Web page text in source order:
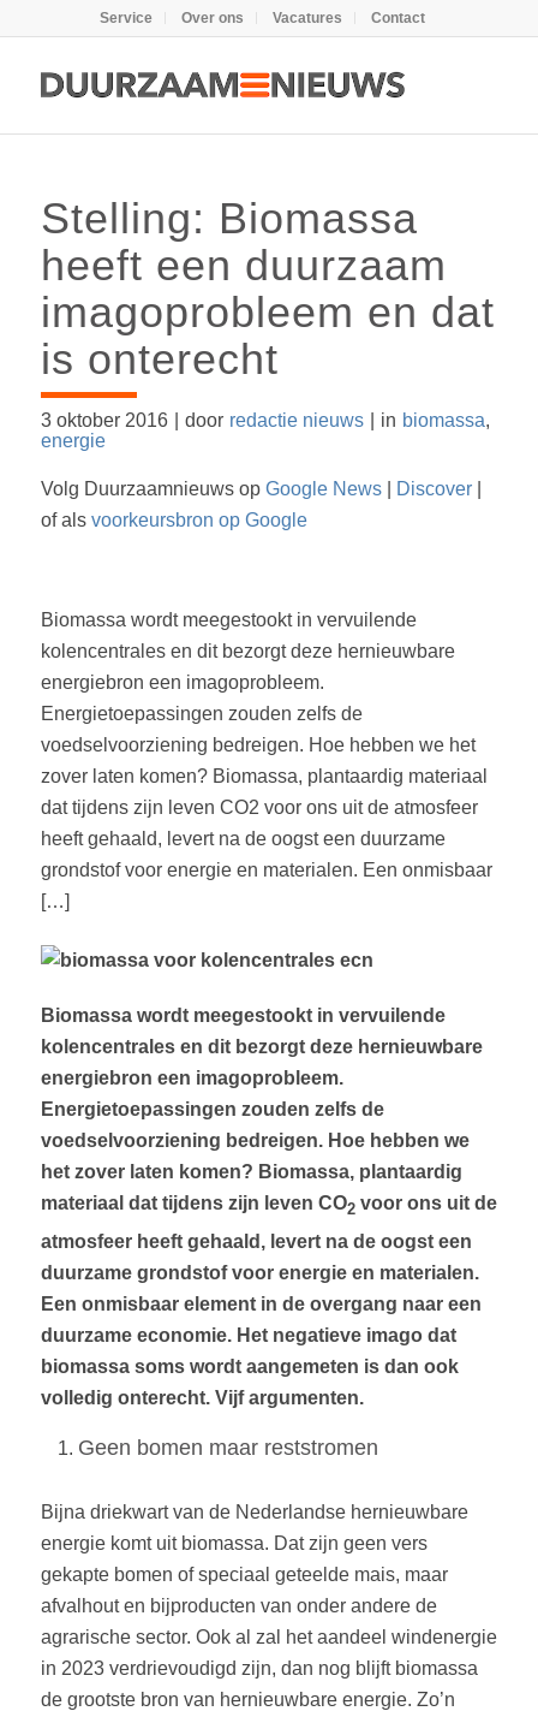
Service Over ons Vacatures Contact
Stelling: Biomassa
heeft een duurzaam
imagoprobleem en dat
is onterecht
3 oktober 2016 door redactie nieuws in biomassa,
energie
Volg Duurzaamnieuws op Google News| Discover|
of als voorkeursbron op Google
Biomassa wordt meegestookt in vervuilende
kolencentrales en dit bezorgt deze hernieuwbare
energiebron een imagoprobleem.
Energietoepassingen zouden zelfs de
voedselvoorziening bedreigen. Hoe hebben we het
zover laten komen? Biomassa, plantaardig materiaal
dat tijdens zijn leven CO2 voor ons uit de atmosfeer
heeft gehaald, levert na de oogst een duurzame
grondstof voor energie en materialen. Een onmisbaar
[…]
Biomassa wordt meegestookt in vervuilende
kolencentrales en dit bezorgt deze hernieuwbare
energiebron een imagoprobleem.
Energietoepassingen zouden zelfs de
voedselvoorziening bedreigen. Hoe hebben we
het zover laten komen? Biomassa, plantaardig
materiaal dat tijdens zijn leven CO2voor ons uit de
atmosfeer heeft gehaald, levert na de oogst een
duurzame grondstof voor energie en materialen.
Een onmisbaar element in de overgang naar een
duurzame economie. Het negatieve imago dat
biomassa soms wordt aangemeten is dan ook
volledig onterecht. Vijf argumenten.
Geen bomen maar reststromen
Bijna driekwart van de Nederlandse hernieuwbare
energie komt uit biomassa. Dat zijn geen vers
gekapte bomen of speciaal geteelde mais, maar
afvalhout en bijproducten van onder andere de
agrarische sector. Ook al zal het aandeel windenergie
in 2023 verdrievoudigd zijn, dan nog blijft biomassa
de grootste bron van hernieuwbare energie. Zo’n